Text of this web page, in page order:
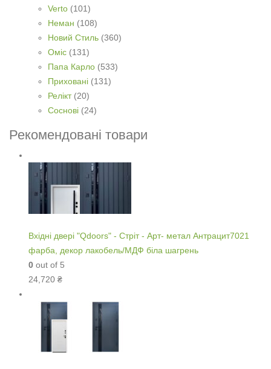
Verto (101)
Неман (108)
Новий Стиль (360)
Оміс (131)
Папа Карло (533)
Приховані (131)
Релікт (20)
Соснові (24)
Рекомендовані товари
Вхідні двері "Qdoors" - Стріт - Арт- метал Антрацит7021
фарба, декор лакобель/МДФ біла шагрень
0 out of 5
24,720 ₴